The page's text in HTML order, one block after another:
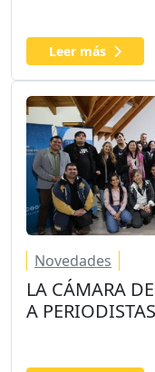
Leer más
Novedades
LA CÁMARA
A